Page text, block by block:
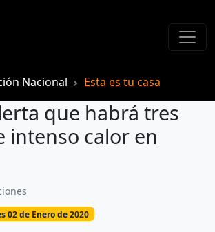
Nacional Esta es tu casa
que habrá tres
intenso calor en
02 de Enero de 2020